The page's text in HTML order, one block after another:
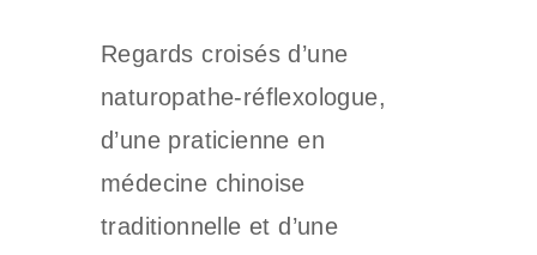
Regards croisés d’une
naturopathe-réflexologue,
d’une praticienne en
médecine chinoise
traditionnelle et d’une